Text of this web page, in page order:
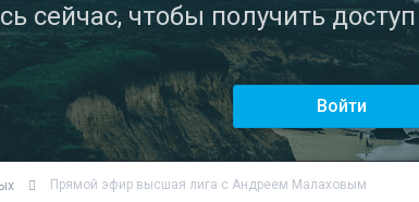
сейчас, чтобы получить
Войти
Прямой эфир высшая лига с Андреем Малаховым